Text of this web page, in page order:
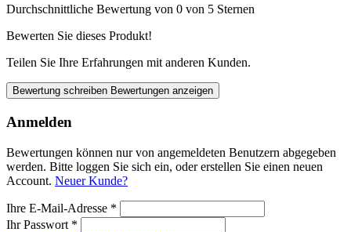
Durchschnittliche Bewertung von 0 von 5 Sternen
Bewerten Sie dieses Produkt!
Teilen Sie Ihre Erfahrungen mit anderen Kunden.
Bewertung schreiben Bewertungen anzeigen
Anmelden
Bewertungen können nur von angemeldeten Benutzern abgegeben
werden. Bitte loggen Sie sich ein, oder erstellen Sie einen neuen
Account. Neuer Kunde?
Ihre E-Mail-Adresse *
Ihr Passwort *